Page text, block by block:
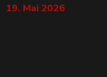
19. Mai 2026